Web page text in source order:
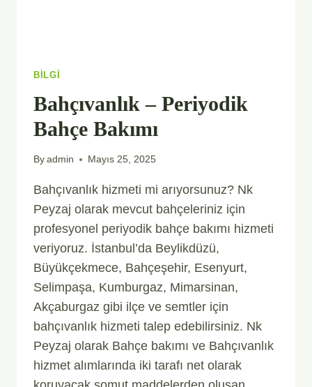
BILGI
Bahçıvanlık – Periyodik
Bahçe Bakımı
Byadmin Mayıs 25, 2025
Bahçıvanlık hizmeti mi arıyorsunuz? Nk
Peyzaj olarak mevcut bahçeleriniz için
profesyonel periyodik bahçe bakımı hizmeti
veriyoruz. İstanbul’da Beylikdüzü,
Büyükçekmece, Bahçeşehir, Esenyurt,
Selimpaşa, Kumburgaz, Mimarsinan,
Akçaburgaz gibi ilçe ve semtler için
bahçıvanlık hizmeti talep edebilirsiniz. Nk
Peyzaj olarak Bahçe bakımı ve Bahçıvanlık
hizmet alımlarında iki tarafı net olarak